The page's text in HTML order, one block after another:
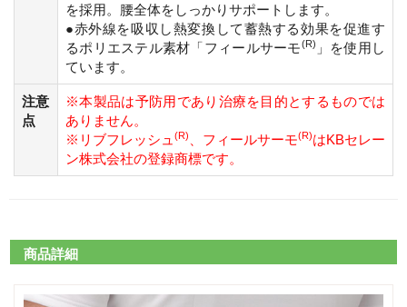
を採用。腰全体をしっかりサポートします。
●赤外線を吸収し熱変換して蓄熱する効果を促進す
るポリエステル素材「フィールサーモ(R) 」を使用し
ています。
注意
点
※本製品は予防用であり治療を目的とするものでは
ありません。
※リブフレッシュ (R) 、フィールサーモ(R)はKBセレー
ン株式会社の登録商標です。
商品詳細